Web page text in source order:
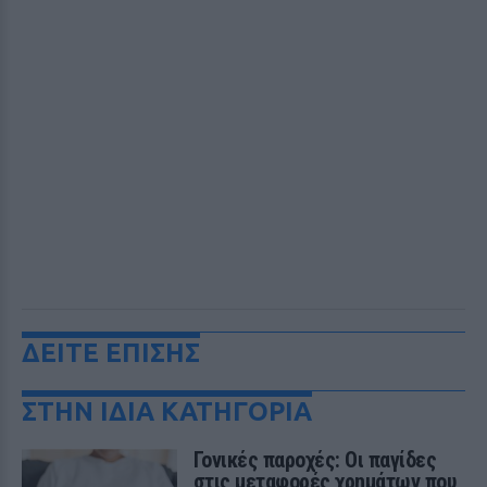
ΔΕΙΤΕ ΕΠΙΣΗΣ
ΣΤΗΝ ΙΔΙΑ ΚΑΤΗΓΟΡΙΑ
Γονικές παροχές: Οι παγίδες
στις μεταφορές χρημάτων που